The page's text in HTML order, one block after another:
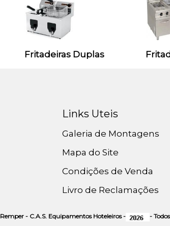
Fritadeiras Duplas
Links Uteis
Galeria de Montagens
Mapa do Site
Condições de Venda
Livro de Reclamações
Remper - C.A.S. Equipamentos Hoteleiros - -